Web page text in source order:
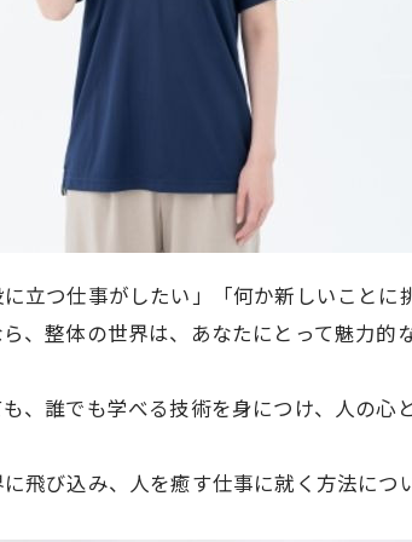
立つ仕事がしたい」「何か新しいことに
、整体の世界は、あなたにとって魅力
、誰でも学べる技術を身につけ、人の
飛び込み、人を癒す仕事に就く方法に